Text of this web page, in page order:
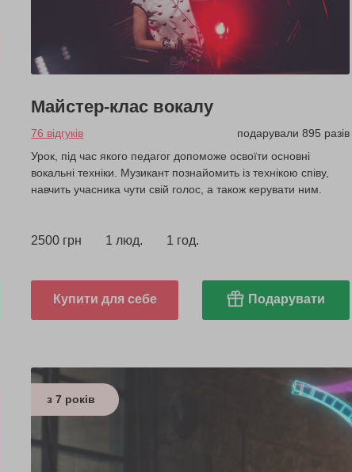
Майстер-клас вокалу
76 відгуків
подарували 895 разів
Урок, під час якого педагог допоможе освоїти основні
вокальні техніки. Музикант познайомить із технікою співу,
навчить учасника чути свій голос, а також керувати ним.
2500 грн 1 люд. 1 год.
Купити для себе Подарувати
з 7 років